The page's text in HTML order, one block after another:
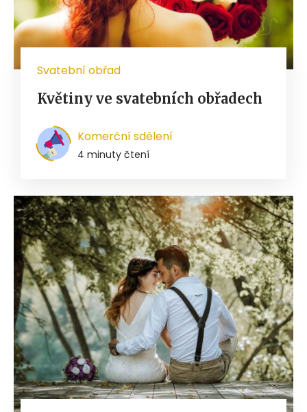
Svatební obřad
Květiny ve svatebních obřadech
Komerční sdělení
4 minuty čtení